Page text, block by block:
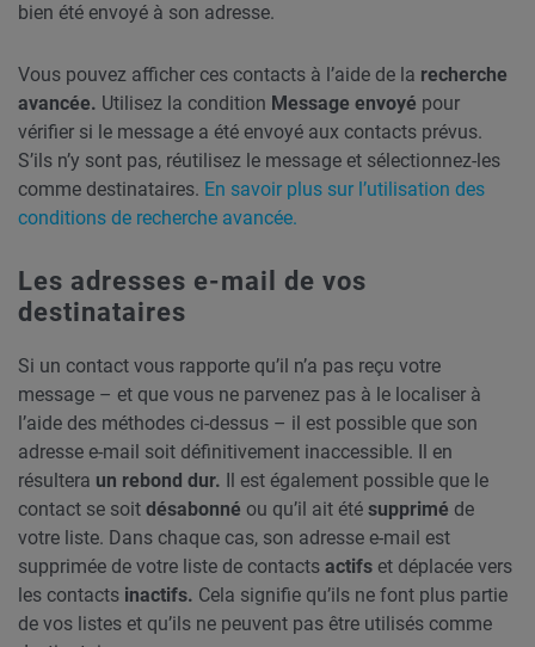
bien été envoyé à son adresse.
Vous pouvez afficher ces contacts à l’aide de la recherche
avancée. Utilisez la condition Message envoyé pour
vérifier si le message a été envoyé aux contacts prévus.
S’ils n’y sont pas, réutilisez le message et sélectionnez-les
comme destinataires. En savoir plus sur l’utilisation des
conditions de recherche avancée.
Les adresses e-mail de vos
destinataires
Si un contact vous rapporte qu’il n’a pas reçu votre
message – et que vous ne parvenez pas à le localiser à
l’aide des méthodes ci-dessus – il est possible que son
adresse e-mail soit définitivement inaccessible. Il en
résultera un rebond dur. Il est également possible que le
contact se soit désabonné ou qu’il ait été supprimé de
votre liste. Dans chaque cas, son adresse e-mail est
supprimée de votre liste de contacts actifs et déplacée vers
les contacts inactifs. Cela signifie qu’ils ne font plus partie
de vos listes et qu’ils ne peuvent pas être utilisés comme